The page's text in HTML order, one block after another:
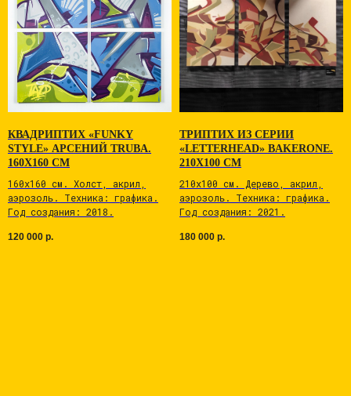
КВАДРИПТИХ «FUNKY
STYLE» АРСЕНИЙ TRUBA.
160Х160 СМ
160х160 см. Холст, акрил,
аэрозоль. Техника: графика.
Год создания: 2018.
120 000 р.
ТРИПТИХ ИЗ СЕРИИ
«LETTERHEAD» BAKERONE.
210Х100 СМ
210х100 см. Дерево, акрил,
аэрозоль. Техника: графика.
Год создания: 2021.
180 000 р.